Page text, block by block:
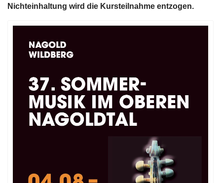
Nichteinhaltung wird die Kursteilnahme entzogen.